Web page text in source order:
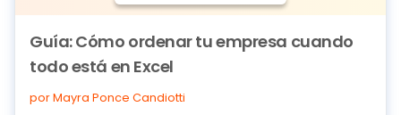
Guía: Cómo ordenar tu empresa cuando
todo está en Excel
por Mayra Ponce Candiotti